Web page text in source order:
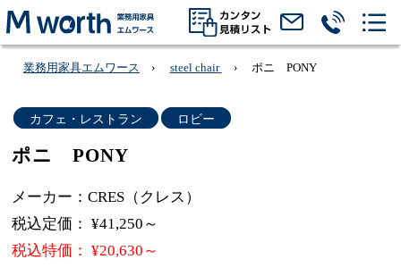
業務用家具エムワース steel chair ポニ PONY
カフェ・レストラン ロビー
ポニ PONY
メーカー：CRES（クレス）
税込定価： ¥41,250～
税込特価： ¥20,630～